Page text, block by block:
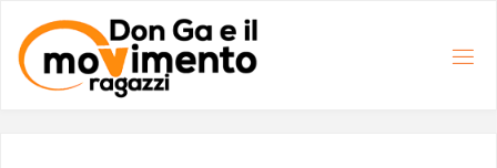
contenuto